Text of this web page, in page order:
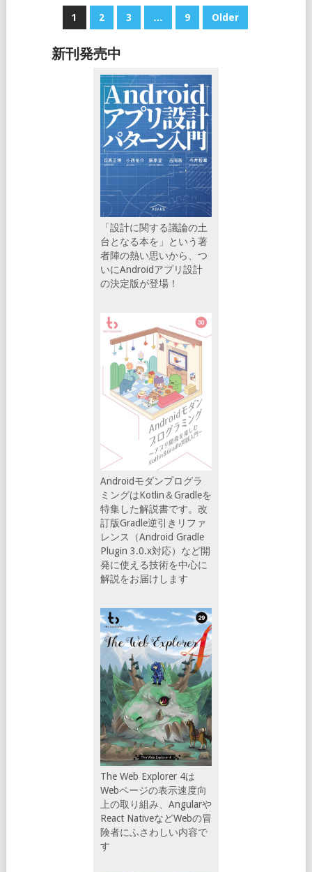
1 2 3 … 9 Older
新刊発売中
「設計に関する議論の土
台となる本を」という著
者陣の熱い思いから、つ
いにAndroidアプリ設計
の決定版が登場！
Androidモダンプログラ
ミングはKotlin＆Gradleを
特集した解説書です。改
訂版Gradle逆引きリファ
レンス（Android Gradle
Plugin 3.0.x対応）など開
発に使える技術を中心に
解説をお届けします
The Web Explorer 4は
Webページの表示速度向
上の取り組み、Angularや
React NativeなどWebの冒
険者にふさわしい内容で
す